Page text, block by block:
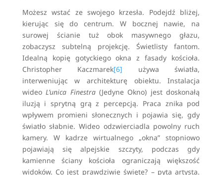
Możesz wstać ze swojego krzesła. Podejdź bliżej,
kierując się do centrum. W bocznej nawie, na
surowej ścianie tuż obok masywnego głazu,
zobaczysz subtelną projekcję. Świetlisty fantom.
Idealną kopię gotyckiego okna z fasady kościoła.
Christopher Kaczmarek[6] używa światła,
interweniując w architekturę obiektu. Instalacja
wideoL’unica Finestra(Jedyne Okno) jest doskonałą
iluzją i sprytną grą z percepcją. Praca znika pod
wpływem promieni słonecznych i pojawia się, gdy
światło słabnie. Wideo odzwierciadla powolny ruch
kamery. W kadrze wirtualnego „okna” stopniowo
pojawiają się alpejskie szczyty, podczas gdy
kamienne ściany kościoła ograniczają większość
widoków. Co jest prawdziwie święte? – pyta artysta.